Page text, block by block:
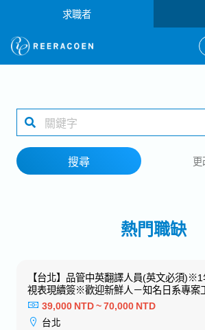
求職者
1 selected
搜尋
搜尋
熱門職缺
【台北】品管中英翻譯人員(英文必須
視表現續簽※歡迎新鮮人－知名日系專案
39,000 NTD ~ 70,000 NTD
台北